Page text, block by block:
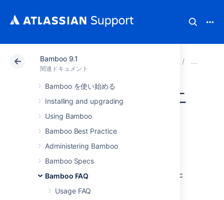
Bamboo 9.1
関連ドキュメント
Bamboo を使い始める
Installing and upgrading
Using Bamboo
Bamboo Best Practice
Administering Bamboo
Bamboo Specs
Bamboo FAQ
Usage FAQ
アトラシアン サポート Bamboo
エラスティック エ
ージェント
An elastic agentis an agent that runs in the
elastic agent process runs in an
elastic instanceof an
. An elastic
elastic image that it was created from.